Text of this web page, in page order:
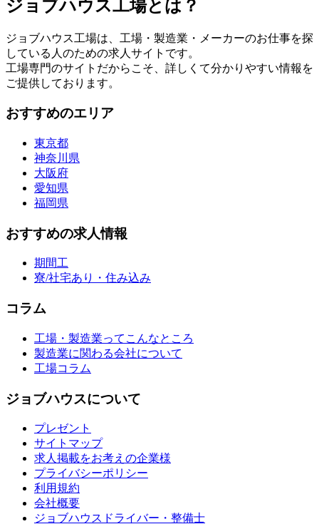
ジョブハウス工場とは？
ジョブハウス工場は、工場・製造業・メーカーのお仕事を探
している人のための求人サイトです。
工場専門のサイトだからこそ、詳しくて分かりやすい情報を
ご提供しております。
おすすめのエリア
東京都
神奈川県
大阪府
愛知県
福岡県
おすすめの求人情報
期間工
寮/社宅あり・住み込み
コラム
工場・製造業ってこんなところ
製造業に関わる会社について
工場コラム
ジョブハウスについて
プレゼント
サイトマップ
求人掲載をお考えの企業様
プライバシーポリシー
利用規約
会社概要
ジョブハウスドライバー・整備士